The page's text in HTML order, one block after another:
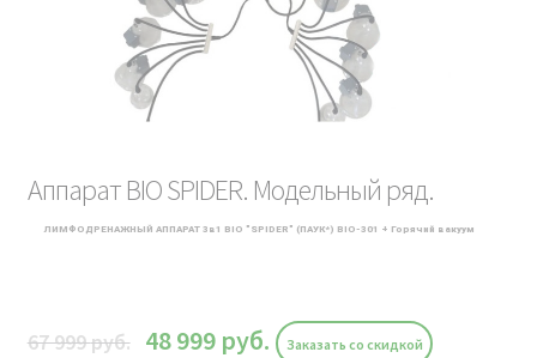
Аппарат BIO SPIDER. Модельный ряд.
ЛИМФОДРЕНАЖНЫЙ АППАРАТ 3в1 BIO "SPIDER" (ПАУК*) BIO-301 + Горячий вакуум
67 999руб. 48 999 руб. Заказать со скидкой